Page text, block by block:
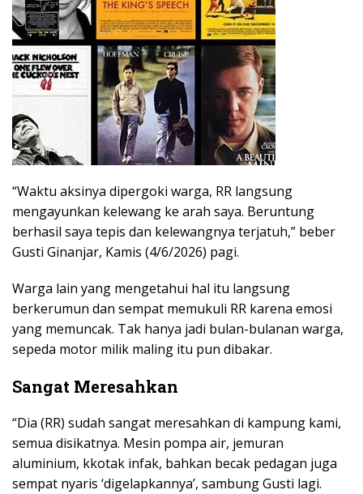
“Waktu aksinya dipergoki warga, RR langsung
mengayunkan kelewang ke arah saya. Beruntung
berhasil saya tepis dan kelewangnya terjatuh,” beber
Gusti Ginanjar, Kamis (4/6/2026) pagi.
Warga lain yang mengetahui hal itu langsung
berkerumun dan sempat memukuli RR karena emosi
yang memuncak. Tak hanya jadi bulan-bulanan warga,
sepeda motor milik maling itu pun dibakar.
Sangat Meresahkan
“Dia (RR) sudah sangat meresahkan di kampung kami,
semua disikatnya. Mesin pompa air, jemuran
aluminium, kkotak infak, bahkan becak pedagan juga
sempat nyaris ‘digelapkannya’, sambung Gusti lagi.